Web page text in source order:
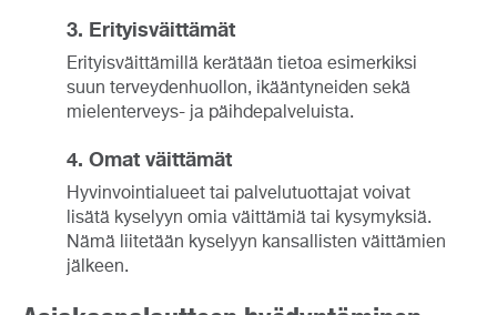
3. Erityisväittämät
Erityisväittämillä kerätään tietoa esimerkiksi
suun terveydenhuollon, ikääntyneiden sekä
mielenterveys- ja päihdepalveluista.
4. Omat väittämät
Hyvinvointialueet tai palvelutuottajat voivat
lisätä kyselyyn omia väittämiä tai kysymyksiä.
Nämä liitetään kyselyyn kansallisten väittämien
jälkeen.